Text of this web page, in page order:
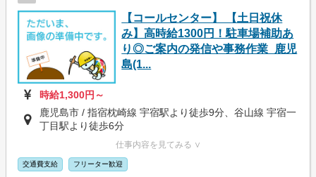
【コールセンター】 【土日祝休
み】高時給1300円！駐車場補助あ
り◎ご案内の発信や事務作業_鹿児
島(1...
時給1,300円～
鹿児島市 / 指宿枕崎線 宇宿駅より徒歩9分、谷山線 宇宿一
丁目駅より徒歩6分
仕事内容を見てみる ∨
交通費支給 フリーター歓迎